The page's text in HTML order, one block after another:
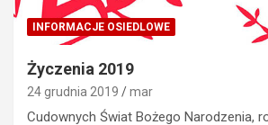
INFORMACJE OSIEDLOWE
Życzenia 2019
24 grudnia 2019 mar
Cudownych Świat Bożego Narodzenia,